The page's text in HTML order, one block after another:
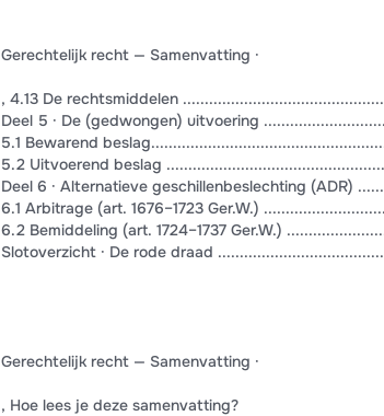
Gerechtelijk recht — Samenvatting ·
, 4.13 De rechtsmiddelen
Deel 5 · De (gedwongen) uitvoering
5.1 Bewarend
5.2 Uitvoerend beslag
Deel 6 · Alternatieve geschillenbeslechting (ADR)
6.1 Arbitrage (art. 1676–1723 Ger.W.)
6.2 Bemiddeling (art. 1724–1737 Ger.W.)
Slotoverzicht · De rode draad
Gerechtelijk recht — Samenvatting ·
, Hoe lees je deze samenvatting?